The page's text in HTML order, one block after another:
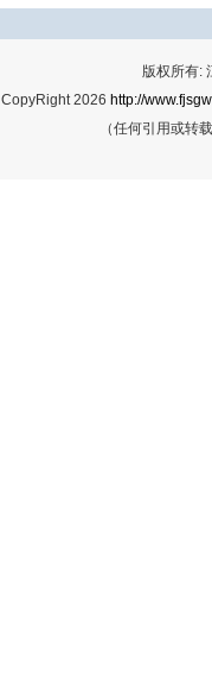
版权所有:
CopyRight 2026 http://
（任何引用或转